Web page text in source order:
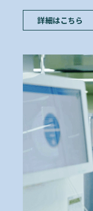
ンシングセンタ
Oxford
詳細はこちら